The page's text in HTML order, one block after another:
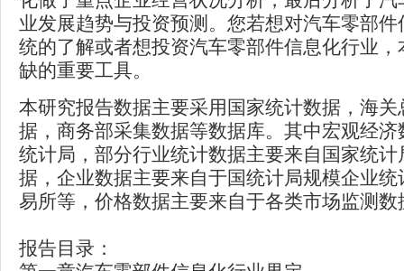
业发展趋势与投资预测。您若想对汽车零部
统的了解或者想投资汽车零部件信息化行业
缺的重要工具。
本研究报告数据主要采用国家统计数据，海
据，商务部采集数据等数据库。其中宏观经
统计局，部分行业统计数据主要来自国家统
据，企业数据主要来自于国统计局规模企业
易所等，价格数据主要来自于各类市场监测数
报告目录：